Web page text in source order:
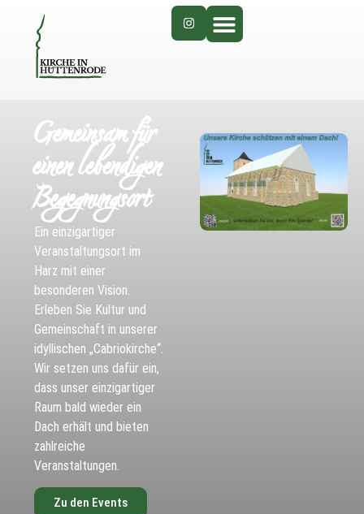
Gemeinsam für
einen lebendigen
Begegnungsort
Ein einzigartiger
Veranstaltungsort im
Harz mit einer
besonderen Vision.
Erleben Sie Kultur und
Gemeinschaft in unserer
idyllischen „Cabriokirche“.
Wir setzen uns dafür ein,
dass unser einzigartiger
Raum bald wieder ein
Dach erhält und bieten
zahlreiche
Veranstaltungen.
Zu den Events